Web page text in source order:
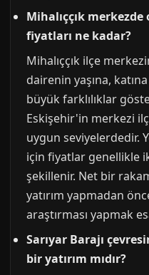
Mihalıççık
fiyatları ne kadar?
Mihalıççık ilçe
dairenin yaşına,
büyük farklılıklar
Eskişehir'in merkezi
uygun seviyelerdedir.
için fiyatlar genellikle
şekillenir. Net bir
yatırım yapmadan
araştırması yapmak
Sarıyar Barajı
bir yatırım mıdır?